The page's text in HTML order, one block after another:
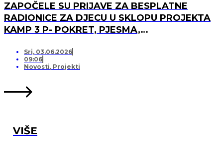
ZAPOČELE SU PRIJAVE ZA BESPLATNE
RADIONICE ZA DJECU U SKLOPU PROJEKTA
KAMP 3 P- POKRET, PJESMA,
Sri, 03.06.2026
09:06
Novosti, Projekti
VIŠE